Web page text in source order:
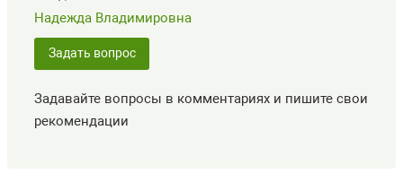
Надежда Владимировна
Задать вопрос
Задавайте вопросы в комментариях и пишите свои
рекомендации